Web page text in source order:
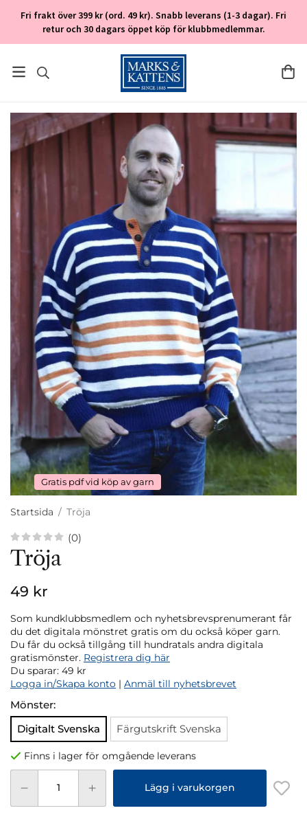
Fri frakt över 399 kr (ord. 49 kr). Snabb leverans (1-3 dagar). Fri
retur och 30 dagars öppet köp för klubbmedlemmar.
Gratis pdf vid köp av garn
Startsida / Tröja
(0)
Tröja
49 kr
Som kundklubbsmedlem och nyhetsbrevsprenumerant får
du det digitala mönstret gratis om du också köper garn.
Du får du också tillgång till hundratals andra digitala
gratismönster. Registrera dig här
Du sparar: 49 kr
Logga in/Skapa konto | Anmäl till nyhetsbrevet
Mönster:
Digitalt Svenska
Färgutskrift Svenska
Finns i lager för omgående leverans
Lägg i varukorgen